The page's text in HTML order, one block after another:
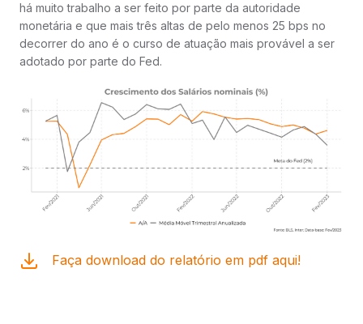
há muito trabalho a ser feito por parte da autoridade
monetária e que mais três altas de pelo menos 25 bps no
decorrer do ano é o curso de atuação mais provável a ser
adotado por parte do Fed.
Faça download do relatório em pdf aqui!